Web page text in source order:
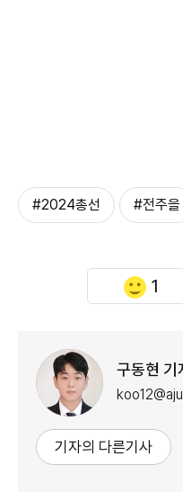
#2024총선 #전주을
1
구동현 기
기자의 다른기사